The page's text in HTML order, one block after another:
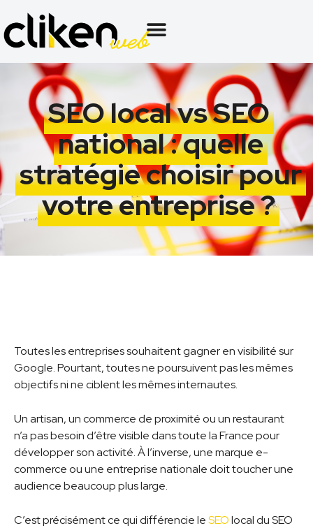
SEO local vs SEO
national : quelle
stratégie choisir pour
votre entreprise ?
Toutes les entreprises souhaitent gagner en visibilité sur
Google. Pourtant, toutes ne poursuivent pas les mêmes
objectifs ni ne ciblent les mêmes internautes.
Un artisan, un commerce de proximité ou un restaurant
n’a pas besoin d’être visible dans toute la France pour
développer son activité. À l’inverse, une marque e-
commerce ou une entreprise nationale doit toucher une
audience beaucoup plus large.
C’est précisément ce qui différencie leSEOlocal du SEO